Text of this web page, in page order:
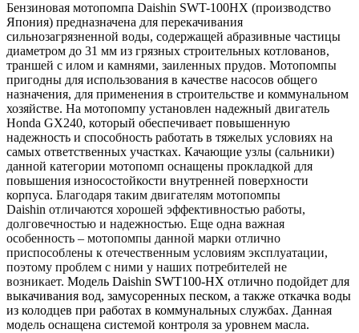
Бензиновая мотопомпа Daishin SWT-100HX (производство
Япония) предназначена для перекачивания
сильнозагрязненной воды, содержащей абразивные частицы
диаметром до 31 мм из грязных строительных котлованов,
траншей с илом и камнями, заиленных прудов. Мотопомпы
пригодны для использования в качестве насосов общего
назначения, для применения в строительстве и коммунальном
хозяйстве. На мотопомпу установлен надежный двигатель
Honda GX240, который обеспечивает повышенную
надежность и способность работать в тяжелых условиях на
самых ответственных участках. Качающие узлы (сальники)
данной категории мотопомп оснащены прокладкой для
повышения износостойкости внутренней поверхности
корпуса. Благодаря таким двигателям мотопомпы
Daishin отличаются хорошей эффективностью работы,
долговечностью и надежностью. Еще одна важная
особенность – мотопомпы данной марки отлично
приспособлены к отечественным условиям эксплуатации,
поэтому проблем с ними у наших потребителей не
возникает. Модель Daishin SWT100-HX отлично подойдет для
выкачивания вод, замусоренных песком, а также откачка воды
из колодцев при работах в коммунальных службах. Данная
модель оснащена системой контроля за уровнем масла.